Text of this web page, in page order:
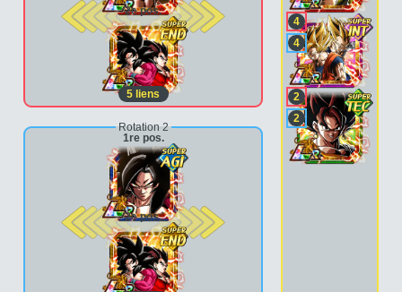
2e pos.
5 liens
Rotation 2
1re pos.
2e pos.
4
4
2
2